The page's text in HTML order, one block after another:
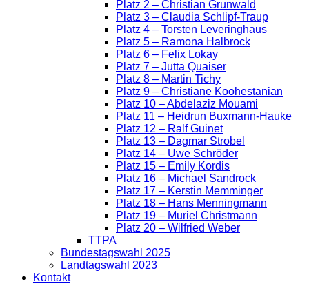
Platz 2 – Christian Grunwald
Platz 3 – Claudia Schlipf-Traup
Platz 4 – Torsten Leveringhaus
Platz 5 – Ramona Halbrock
Platz 6 – Felix Lokay
Platz 7 – Jutta Quaiser
Platz 8 – Martin Tichy
Platz 9 – Christiane Koohestanian
Platz 10 – Abdelaziz Mouami
Platz 11 – Heidrun Buxmann-Hauke
Platz 12 – Ralf Guinet
Platz 13 – Dagmar Strobel
Platz 14 – Uwe Schröder
Platz 15 – Emily Kordis
Platz 16 – Michael Sandrock
Platz 17 – Kerstin Memminger
Platz 18 – Hans Menningmann
Platz 19 – Muriel Christmann
Platz 20 – Wilfried Weber
TTPA
Bundestagswahl 2025
Landtagswahl 2023
Kontakt